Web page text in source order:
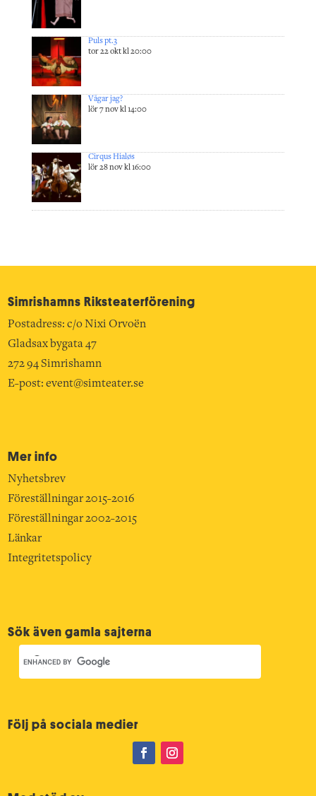
Puls pt.3
tor 22 okt kl 20:00
Vågar jag?
lör 7 nov kl 14:00
Cirqus Hialøs
lör 28 nov kl 16:00
Simrishamns Riksteater­förening
Postadress: c/o Nixi Orvoën
Gladsax bygata 47
272 94 Simrishamn
E-post:event@simteater.se
Mer info
Nyhetsbrev
Föreställningar 2015-2016
Föreställningar 2002-2015
Länkar
Integritetspolicy
Sök även gamla sajterna
Följ på sociala medier